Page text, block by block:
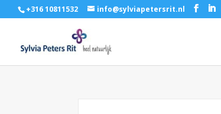
+316 10811532 info@sylviapetersrit.nl